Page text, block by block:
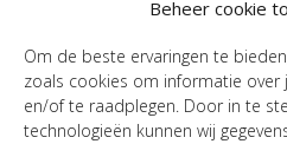
Beheer cookie
Om de beste ervaringen te
zoals cookies om informatie
en/of te raadplegen. Door in te
technologieën kunnen wij
INTERIEUR